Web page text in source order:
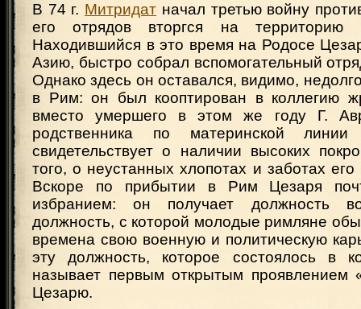
В 74 г. Митридат начал третью войну
его отрядов вторгся на территорию
Находившийся в это время на Родосе
Азию, быстро собрал вспомогательный
Однако здесь он оставался, видимо,
в Рим: он был кооптирован в коллегию
вместо умершего в этом же году Г.
родственника по материнской линии
свидетельствует о наличии высоких
того, о неустанных хлопотах и заботах
Вскоре по прибытии в Рим Цезаря
избранием: он получает должность
должность, с которой молодые римляне
времена свою военную и политическую
эту должность, которое состоялось в
называет первым открытым проявлением
Цезарю.